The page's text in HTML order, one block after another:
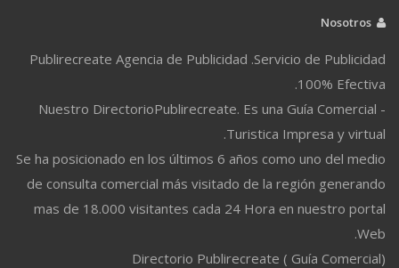
Publirecreate Agencia de Publicidad .Servicio de Publicidad
100% Efectiva.
Nuestro DirectorioPublirecreate. Es una Guía Comercial -
Turistica Impresa y virtual.
Se ha posicionado en los últimos 6 años como uno del medio
de consulta comercial más visitado de la región generando
mas de 18.000 visitantes cada 24 Hora en nuestro portal
Web.
Directorio Publirecreate ( Guía Comercial)